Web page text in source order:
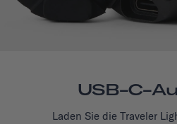
USB-C-
Laden Sie die Traveler